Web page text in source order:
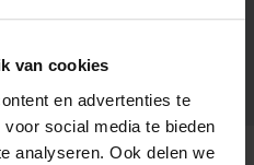
van cookies
en advertenties te
social media te bieden
analyseren. Ook delen we